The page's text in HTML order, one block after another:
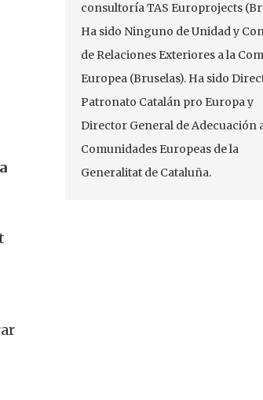
consultoría TAS Europrojects
Ha sido Ninguno de Unidad y
de Relaciones Exteriores a la
Europea (Bruselas). Ha sido
Patronato Catalán pro Europa y
Director General de Adecuación
Comunidades Europeas de la
Generalitat de Cataluña.